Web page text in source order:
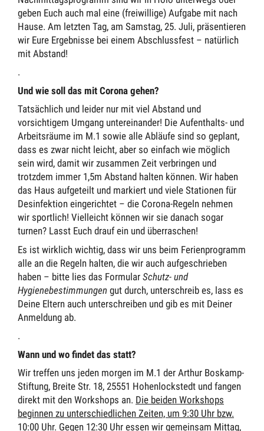
geben Euch auch mal eine (freiwillige) Aufgabe mit nach
Hause. Am letzten Tag, am Samstag, 25. Juli, präsentieren
wir Eure Ergebnisse bei einem Abschlussfest – natürlich
mit Abstand!
.
Und wie soll das mit Corona gehen?
Tatsächlich und leider nur mit viel Abstand und
vorsichtigem Umgang untereinander! Die Aufenthalts- und
Arbeitsräume im M.1 sowie alle Abläufe sind so geplant,
dass es zwar nicht leicht, aber so einfach wie möglich
sein wird, damit wir zusammen Zeit verbringen und
trotzdem immer 1,5m Abstand halten können. Wir haben
das Haus aufgeteilt und markiert und viele Stationen für
Desinfektion eingerichtet – die Corona-Regeln nehmen
wir sportlich! Vielleicht können wir sie danach sogar
turnen? Lasst Euch drauf ein und überraschen!
Es ist wirklich wichtig, dass wir uns beim Ferienprogramm
alle an die Regeln halten, die wir auch aufgeschrieben
haben – bitte lies das Formular Schutz- und
Hygienebestimmungen gut durch, unterschreib es, lass es
Deine Eltern auch unterschreiben und gib es mit Deiner
Anmeldung ab.
.
Wann und wo findet das statt?
Wir treffen uns jeden morgen im M.1 der Arthur Boskamp-
Stiftung, Breite Str. 18, 25551 Hohenlockstedt und fangen
direkt mit den Workshops an. Die beiden Workshops
beginnen zu unterschiedlichen Zeiten, um 9:30 Uhr bzw.
10:00 Uhr. Gegen 12:30 Uhr essen wir gemeinsam Mittag,